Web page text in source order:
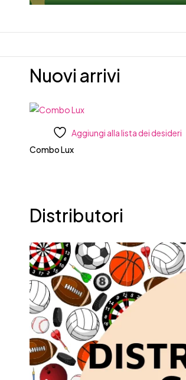
Nuovi arrivi
Aggiungi alla lista dei desideri
Combo Lux
Distributori